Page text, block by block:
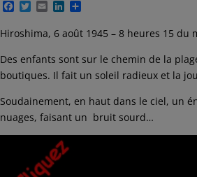
F
c
e
o
o
T
i
t
e
r
E
i
L
n
k
d
I
r
t
g
e
Hiroshima, 6 août 1945 – 8 heures 15 du
Des enfants sont sur le chemin de la
boutiques. Il fait un soleil radieux et la
Soudainement, en haut dans le ciel, un
nuages, faisant un bruit sourd…